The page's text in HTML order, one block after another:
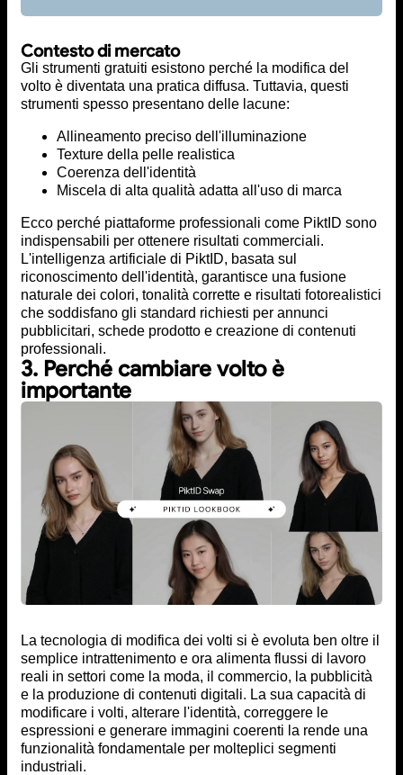
Contesto di mercato
Gli strumenti gratuiti esistono perché la modifica del
volto è diventata una pratica diffusa. Tuttavia, questi
strumenti spesso presentano delle lacune:
Allineamento preciso dell'illuminazione
Texture della pelle realistica
Coerenza dell'identità
Miscela di alta qualità adatta all'uso di marca
Ecco perché piattaforme professionali come PiktID sono
indispensabili per ottenere risultati commerciali.
L'intelligenza artificiale di PiktID, basata sul
riconoscimento dell'identità, garantisce una fusione
naturale dei colori, tonalità corrette e risultati fotorealistici
che soddisfano gli standard richiesti per annunci
pubblicitari, schede prodotto e creazione di contenuti
professionali.
3. Perché cambiare volto è
importante
La tecnologia di modifica dei volti si è evoluta ben oltre il
semplice intrattenimento e ora alimenta flussi di lavoro
reali in settori come la moda, il commercio, la pubblicità
e la produzione di contenuti digitali. La sua capacità di
modificare i volti, alterare l'identità, correggere le
espressioni e generare immagini coerenti la rende una
funzionalità fondamentale per molteplici segmenti
industriali.